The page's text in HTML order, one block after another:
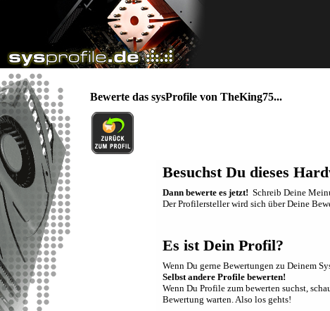
Bewerte das sysProfile von TheKing75...
Besuchst Du dieses
Dann bewerte es jetzt! Schreib Deine
Der Profilersteller wird sich über Deine
Es ist Dein Profil?
Wenn Du gerne Bewertungen zu Deinem
Selbst andere Profile bewerten!
Wenn Du Profile zum bewerten suchst,
Bewertung warten. Also los gehts!